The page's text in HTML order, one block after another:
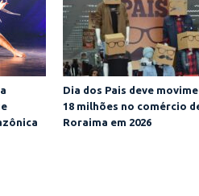
Dia dos Pais deve
18 milhões no comércio
Roraima em 2026